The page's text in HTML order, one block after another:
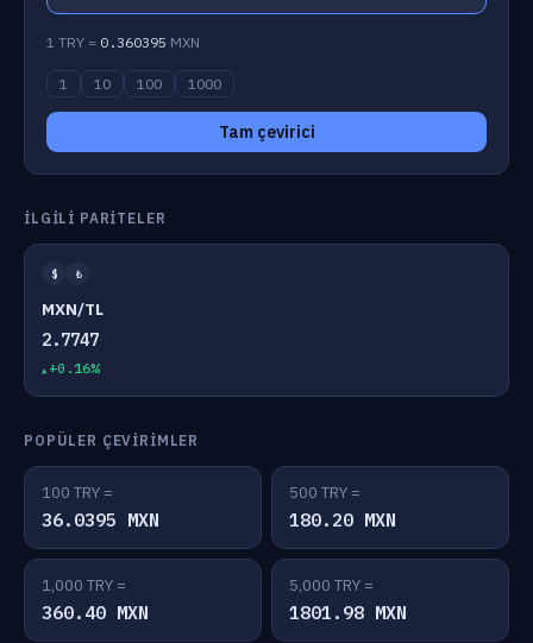
1 TRY = 0.360395 MXN
1 10 100 1000
Tam çevirici
İLGILI PARITELER
$ ₺
MXN/TL
2.7747
+0.16%
POPÜLER ÇEVIRIMLER
100 TRY =
36.0395 MXN
500 TRY =
180.20 MXN
1,000 TRY =
360.40 MXN
5,000 TRY =
1801.98 MXN